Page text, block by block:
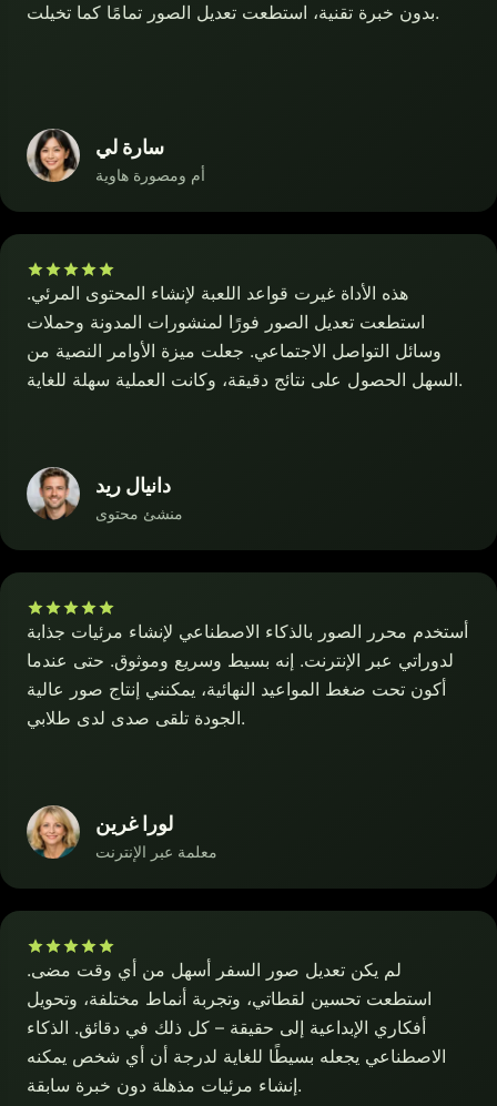
بدون خبرة تقنية، استطعت تعديل الصور تمامًا كما تخيلت.
سارة لي
أم ومصورة هاوية
هذه الأداة غيرت قواعد اللعبة لإنشاء المحتوى المرئي.
استطعت تعديل الصور فورًا لمنشورات المدونة وحملات
وسائل التواصل الاجتماعي. جعلت ميزة الأوامر النصية من
السهل الحصول على نتائج دقيقة، وكانت العملية سهلة للغاية.
دانيال ريد
منشئ محتوى
أستخدم محرر الصور بالذكاء الاصطناعي لإنشاء مرئيات جذابة
لدوراتي عبر الإنترنت. إنه بسيط وسريع وموثوق. حتى عندما
أكون تحت ضغط المواعيد النهائية، يمكنني إنتاج صور عالية
الجودة تلقى صدى لدى طلابي.
لورا غرين
معلمة عبر الإنترنت
لم يكن تعديل صور السفر أسهل من أي وقت مضى.
استطعت تحسين لقطاتي، وتجربة أنماط مختلفة، وتحويل
أفكاري الإبداعية إلى حقيقة – كل ذلك في دقائق. الذكاء
الاصطناعي يجعله بسيطًا للغاية لدرجة أن أي شخص يمكنه
إنشاء مرئيات مذهلة دون خبرة سابقة.